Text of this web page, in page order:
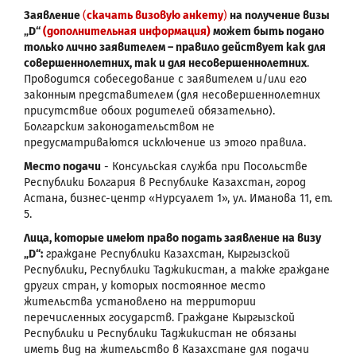
Заявление(скачать визовую анкету) на получение визы
„D“(дополнительная информация)может быть подано
только лично заявителем – правило действует как для
совершеннолетних, так и для несовершеннолетних.
Проводится собеседование с заявителем и/или его
законным представителем (для несовершеннолетних
присутствие обоих родителей обязательно).
Болгарским законодательством не
предусматриваются исключение из этого правила.
Место подачи - Консульская служба при Посольстве
Республики Болгария в Республике Казахстан, город
Астана, бизнес-центр «Нурсуалет 1», ул. Иманова 11, ет.
5.
Лица, которые имеют право подать заявление на визу
„D“: граждане Республики Казахстан, Кыргызской
Республики, Республики Таджикистан, а также граждане
других стран, у которых постоянное место
жительства установлено на территории
перечисленных государств. Граждане Кыргызской
Республики и Республики Таджикистан не обязаны
иметь вид на жительство в Казахстане для подачи